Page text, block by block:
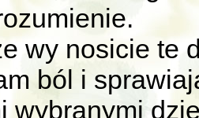
wy nosicie te
ból i
wybranymi